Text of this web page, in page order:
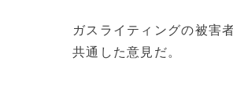
ガスライティングの被害
共通した意見だ。